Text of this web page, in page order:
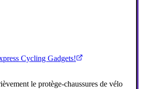
Cycling Gadgets!
le protège-chaussures de vélo